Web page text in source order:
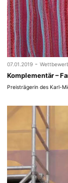
07.01.2019 -
Komplementär –
Preisträgerin des Karl-